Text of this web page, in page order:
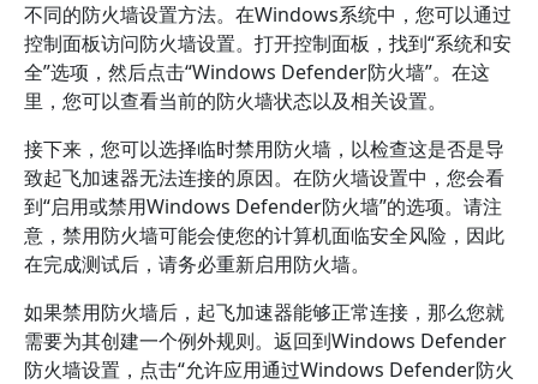
不同的防火墙设置方法。在Windows系统中，您可以通过
控制面板访问防火墙设置。打开控制面板，找到“系统和安
全”选项，然后点击“Windows Defender防火墙”。在这
里，您可以查看当前的防火墙状态以及相关设置。
接下来，您可以选择临时禁用防火墙，以检查这是否是导
致起飞加速器无法连接的原因。在防火墙设置中，您会看
到“启用或禁用Windows Defender防火墙”的选项。请注
意，禁用防火墙可能会使您的计算机面临安全风险，因此
在完成测试后，请务必重新启用防火墙。
如果禁用防火墙后，起飞加速器能够正常连接，那么您就
需要为其创建一个例外规则。返回到Windows Defender
防火墙设置，点击“允许应用通过Windows Defender防火